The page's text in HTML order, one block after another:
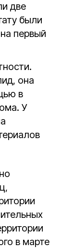
две
были
первый
она
в
У
в марте